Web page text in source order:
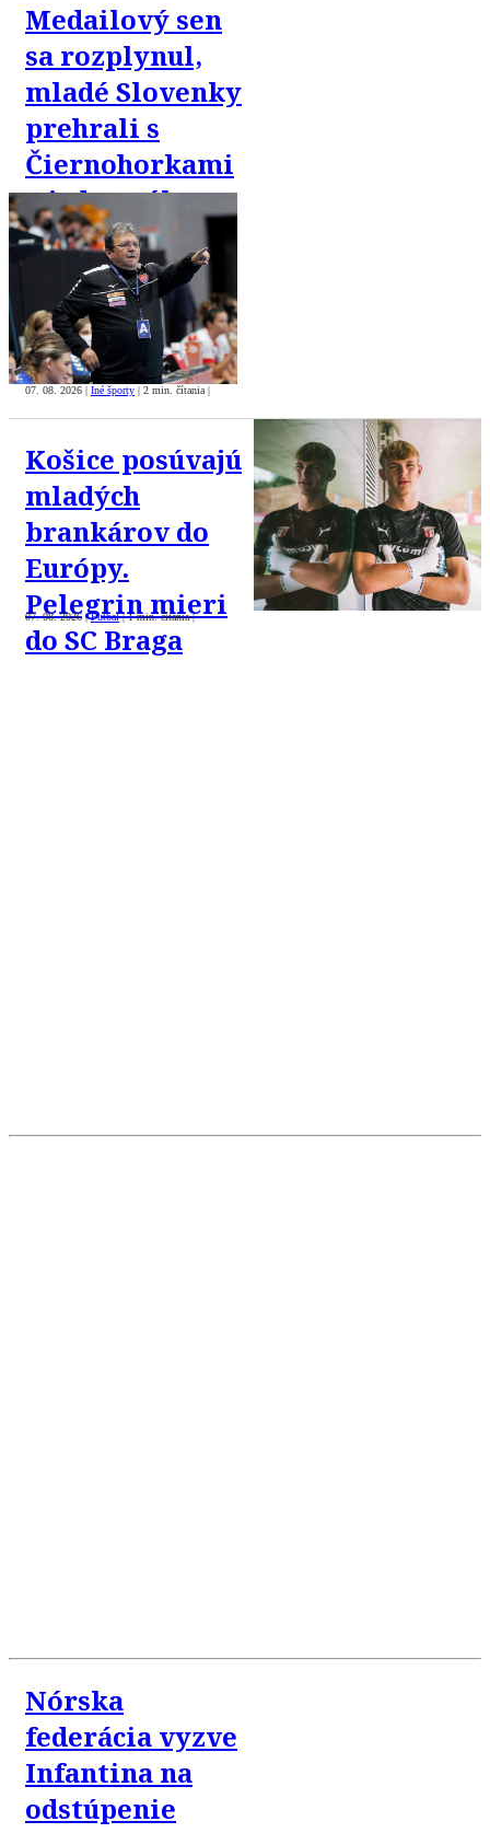
Medailový sen
sa rozplynul,
mladé Slovenky
prehrali s
Čiernohorkami
o jeden gól
07. 08. 2026 | Iné športy | 2 min. čítania|
Košice posúvajú
mladých
brankárov do
Európy.
Pelegrin mieri
do SC Braga
07. 08. 2026 | Futbal |1 min. čítania|
Nórska
federácia vyzve
Infantina na
odstúpenie